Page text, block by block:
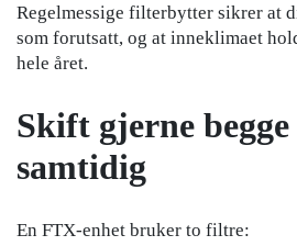
Regelmessige filterbytter sikrer at
som forutsatt, og at inneklimaet
hele året.
Skift gjerne
samtidig
En FTX-enhet bruker to filtre: